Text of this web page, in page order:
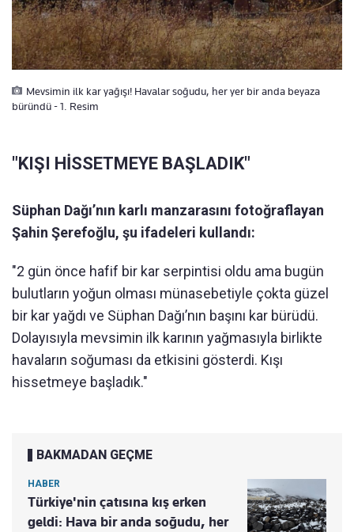
Mevsimin ilk kar yağışı! Havalar soğudu, her yer bir anda beyaza
büründü - 1. Resim
"KIŞI HİSSETMEYE BAŞLADIK"
Süphan Dağı’nın karlı manzarasını fotoğraflayan
Şahin Şerefoğlu, şu ifadeleri kullandı:
"2 gün önce hafif bir kar serpintisi oldu ama bugün
bulutların yoğun olması münasebetiyle çokta güzel
bir kar yağdı ve Süphan Dağı’nın başını kar bürüdü.
Dolayısıyla mevsimin ilk karının yağmasıyla birlikte
havaların soğuması da etkisini gösterdi. Kışı
hissetmeye başladık."
BAKMADAN GEÇME
HABER
Türkiye'nin çatısına kış erken
geldi: Hava bir anda soğudu, her